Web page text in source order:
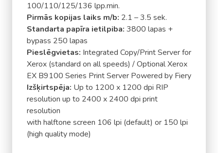
100/110/125/136 lpp.min.
Pirmās kopijas laiks m/b: 2.1 – 3.5 sek.
Standarta papīra ietilpiba: 3800 lapas +
bypass 250 lapas
Pieslēgvietas: Integrated Copy/Print Server for
Xerox (standard on all speeds) / Optional Xerox
EX B9100 Series Print Server Powered by Fiery
Izšķirtspēja: Up to 1200 x 1200 dpi RIP
resolution up to 2400 x 2400 dpi print
resolution
with halftone screen 106 lpi (default) or 150 lpi
(high quality mode)